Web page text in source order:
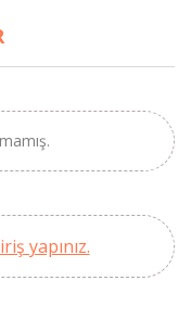
yapınız.
Zeytinyağı
5 Litre) -
AtcaNova